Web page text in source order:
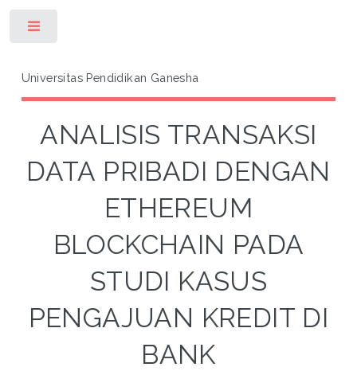
Universitas Pendidikan Ganesha
ANALISIS TRANSAKSI
DATA PRIBADI DENGAN
ETHEREUM
BLOCKCHAIN PADA
STUDI KASUS
PENGAJUAN KREDIT DI
BANK